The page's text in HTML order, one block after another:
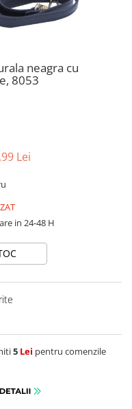
neagra cu
8053
Lei
in 24-48 H
5 Lei pentru comenzile